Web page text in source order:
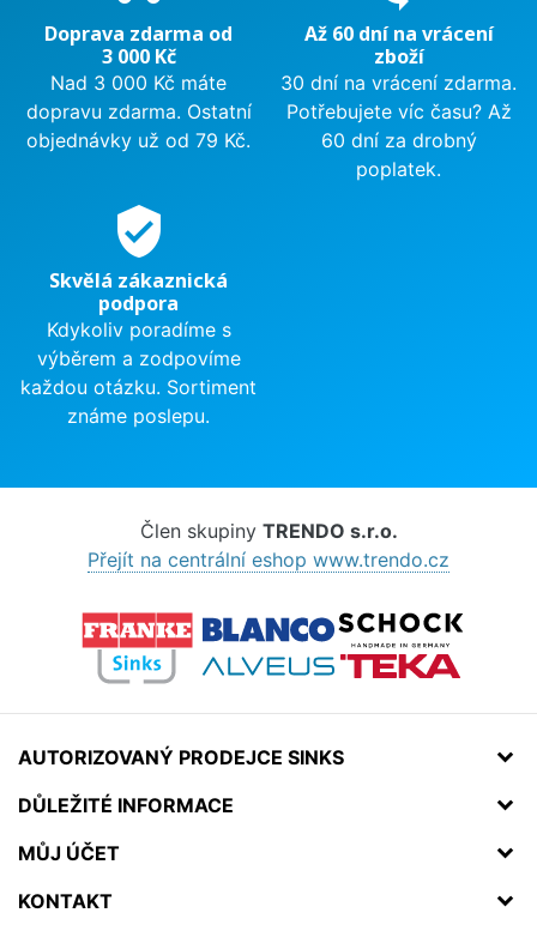
Doprava zdarma od
3 000 Kč
Nad 3 000 Kč máte
dopravu zdarma. Ostatní
objednávky už od 79 Kč.
Až 60 dní na vrácení
zboží
30 dní na vrácení zdarma.
Potřebujete víc času? Až
60 dní za drobný
poplatek.
verified_user
Skvělá zákaznická
podpora
Kdykoliv poradíme s
výběrem a zodpovíme
každou otázku. Sortiment
známe poslepu.
Člen skupiny TRENDO s.r.o.
Přejít na centrální eshop www.trendo.cz
AUTORIZOVANÝ PRODEJCE SINKS
DŮLEŽITÉ INFORMACE
MŮJ ÚČET
KONTAKT